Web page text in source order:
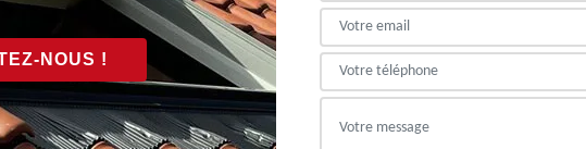
NOUS !